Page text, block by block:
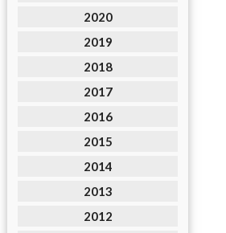
2020
2019
2018
2017
2016
2015
2014
2013
2012